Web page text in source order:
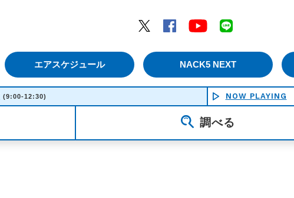
Twitter
Facebook YouTube
エアスケジュール NACK5 NEXT
(9:00-12:30) NOW PLAYING
調べる